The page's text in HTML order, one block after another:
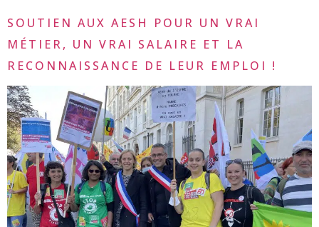
SOUTIEN AUX AESH POUR UN VRAI
MÉTIER, UN VRAI SALAIRE ET LA
RECONNAISSANCE DE LEUR EMPLOI !